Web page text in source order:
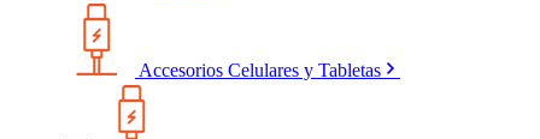
Accesorios Celulares y Tabletas